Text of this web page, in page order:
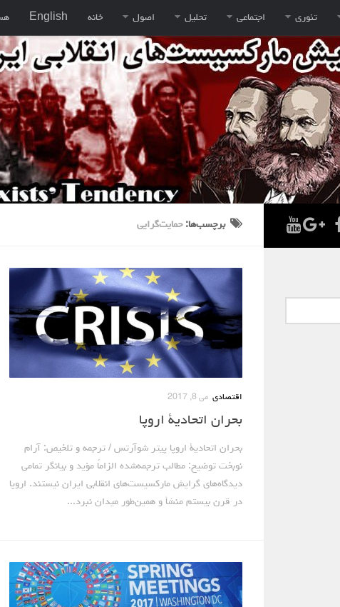
تئوری اجتماعی تحلیل اصول خانه English
برچسب‌ها:حمایت‌گرایی
اقتصادی می 8, 2017
بحران اتحادیۀ اروپا
بحران اتحادیۀ اروپا پیتر شوآرتس / ترجمه و تلخیص: آرام
نوبخت توضیح: مطالب ترجمه‌شده الزاماً مؤید و بیانگر تمامی
دیدگاه‌های گرایش مارکسیست‌های انقلابی ایران نیستند. اروپا
در قرن بیستم منشأ و همین‌طور میدان نبرد...